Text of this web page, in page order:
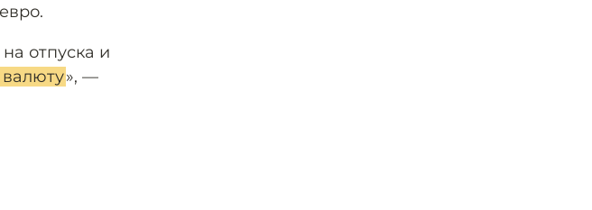
отпуска и
», —